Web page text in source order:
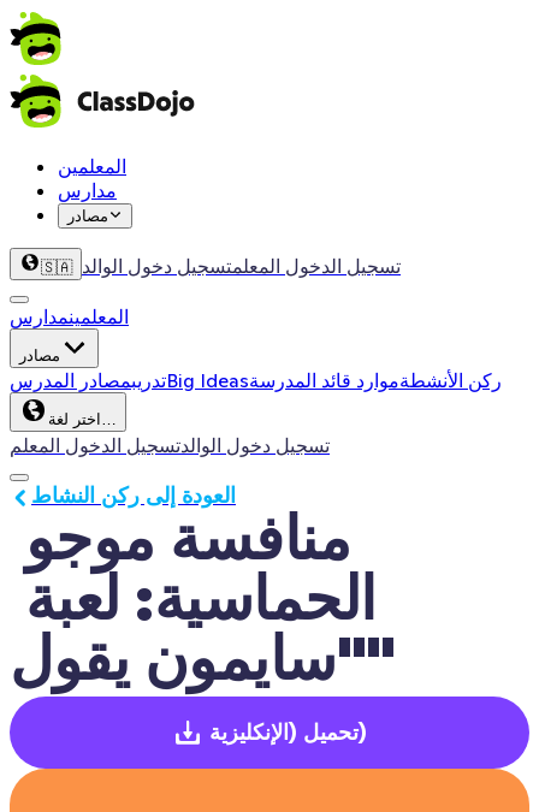
المعلمين
مدارس
مصادر
🇸🇦 تسجيل الدخول المعلمتسجيل دخول الوالد
المعلمينمدارس
مصادر
تدريبمصادر المدرس Big Ideas ركن الأنشطةموارد قائد المدرسة
اختر لغة…
تسجيل الدخول المعلمتسجيل دخول الوالد
الحماسية: لعبة
"سايمون يقول"
العودة إلى ركن النشاط
تحميل(الإنكليزية)